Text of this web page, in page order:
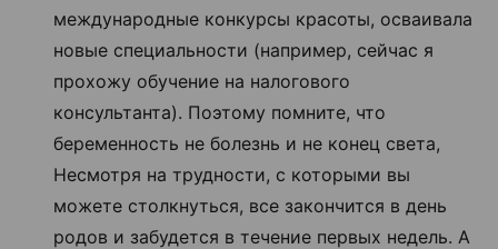
международные конкурсы красоты, осваивала
новые специальности (например, сейчас я
прохожу обучение на налогового
консультанта). Поэтому помните, что
беременность не болезнь и не конец света,
Несмотря на трудности, с которыми вы
можете столкнуться, все закончится в день
родов и забудется в течение первых недель. А